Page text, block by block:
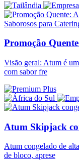
Promoção
Visão geral: Atum é
com sabor fre
Atum Skipjack
Atum congelado de
de bloco, aprese